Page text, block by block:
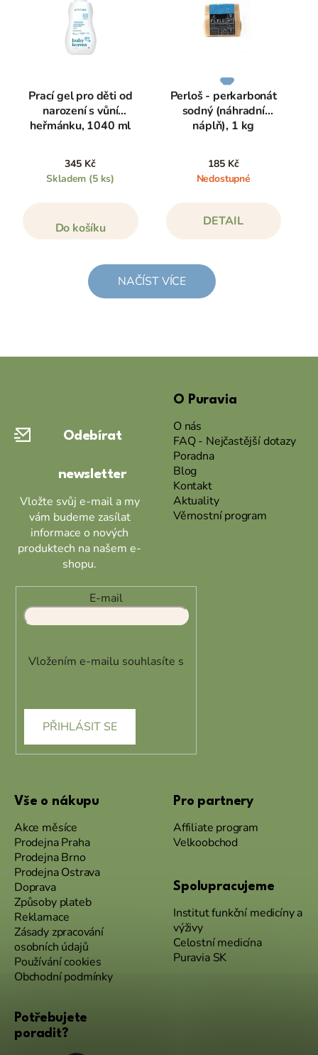
Prací gel pro děti od
narození s vůní
heřmánku, 1040 ml
345 Kč
Skladem (5 ks)
Do košíku
Perloš - perkarbonát
sodný (náhradní
náplň), 1 kg
185 Kč
Nedostupné
DETAIL
NAČÍST VÍCE
Odebírat
newsletter
Vložte svůj e-mail a my
vám budeme zasílat
informace o nových
produktech na našem e-
shopu.
E-mail
Vložením e-mailu souhlasíte s
PŘIHLÁSIT SE
O Puravia
O nás
FAQ - Nejčastější dotazy
Poradna
Blog
Kontakt
Aktuality
Věrnostní program
Vše o nákupu
Akce měsíce
Prodejna Praha
Prodejna Brno
Prodejna Ostrava
Doprava
Způsoby plateb
Reklamace
Zásady zpracování
osobních údajů
Používání cookies
Obchodní podmínky
Pro partnery
Affiliate program
Velkoobchod
Spolupracujeme
Institut funkční medicíny a
výživy
Celostní medicína
Puravia SK
Potřebujete
poradit?